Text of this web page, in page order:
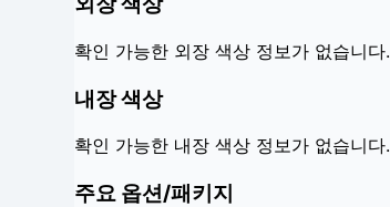
확인 가능한 외장 색상 정보가 없습니다.
내장 색상
확인 가능한 내장 색상 정보가 없습니다.
주요 옵션/패키지